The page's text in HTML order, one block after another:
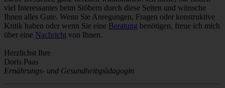
viel Interessantes beim Stöbern durch diese Seiten und wünsche
Ihnen alles Gute. Wenn Sie Anregungen, Fragen oder konstruktive
Kritik haben oder wenn Sie eine Beratung benötigen, freue ich mich
über eine Nachricht von Ihnen.
Herzlichst Ihre
Doris Paas
Ernährungs- und Gesundheitspädagogin